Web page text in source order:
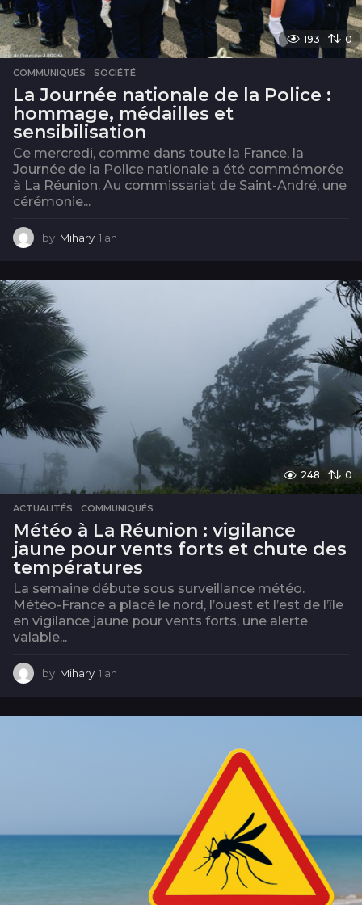
193 0
COMMUNIQUÉS ,SOCIÉTÉ
La Journée nationale de la Police :
hommage, médailles et
sensibilisation
Ce mercredi, comme dans toute la France, la
Journée de la Police nationale a été commémorée
à La Réunion. Au commissariat de Saint-André, une
cérémonie...
by Mihary 1 an
248 0
ACTUALITÉS ,COMMUNIQUÉS
Météo à La Réunion : vigilance
jaune pour vents forts et chute des
températures
La semaine débute sous surveillance météo.
Météo-France a placé le nord, l’ouest et l’est de l’île
en vigilance jaune pour vents forts, une alerte
valable...
by Mihary 1 an